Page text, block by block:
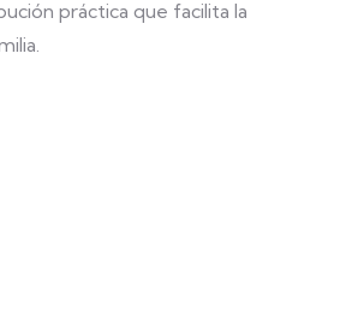
práctica que facilita la